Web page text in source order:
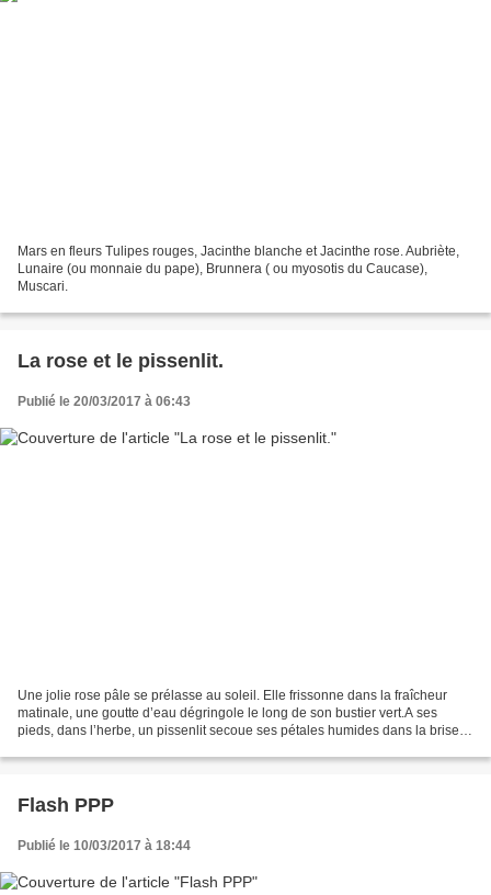
Mars en fleurs Tulipes rouges, Jacinthe blanche et Jacinthe rose. Aubriète,
Lunaire (ou monnaie du pape), Brunnera ( ou myosotis du Caucase),
Muscari.
La rose et le pissenlit.
Publié le 20/03/2017 à 06:43
Une jolie rose pâle se prélasse au soleil. Elle frissonne dans la fraîcheur
matinale, une goutte d’eau dégringole le long de son bustier vert.A ses
pieds, dans l’herbe, un pissenlit secoue ses pétales humides dans la brise.
Flash PPP
Publié le 10/03/2017 à 18:44